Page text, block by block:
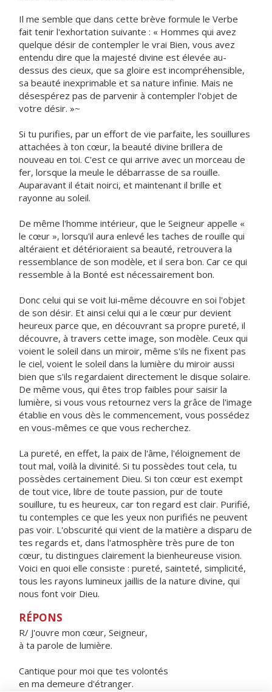
Il me semble que dans cette brève formule le Verbe
fait tenir l'exhortation suivante : « Hommes qui avez
quelque désir de contempler le vrai Bien, vous avez
entendu dire que la majesté divine est élevée au-
dessus des cieux, que sa gloire est incompréhensible,
sa beauté inexprimable et sa nature infinie. Mais ne
désespérez pas de parvenir à contempler l'objet de
votre désir. »~
Si tu purifies, par un effort de vie parfaite, les souillures
attachées à ton cœur, la beauté divine brillera de
nouveau en toi. C'est ce qui arrive avec un morceau de
fer, lorsque la meule le débarrasse de sa rouille.
Auparavant il était noirci, et maintenant il brille et
rayonne au soleil.
De même l'homme intérieur, que le Seigneur appelle «
le cœur », lorsqu'il aura enlevé les taches de rouille qui
altéraient et détérioraient sa beauté, retrouvera la
ressemblance de son modèle, et il sera bon. Car ce qui
ressemble à la Bonté est nécessairement bon.
Donc celui qui se voit lui-même découvre en soi l'objet
de son désir. Et ainsi celui qui a le cœur pur devient
heureux parce que, en découvrant sa propre pureté, il
découvre, à travers cette image, son modèle. Ceux qui
voient le soleil dans un miroir, même s'ils ne fixent pas
le ciel, voient le soleil dans la lumière du miroir aussi
bien que s'ils regardaient directement le disque solaire.
De même vous, qui êtes trop faibles pour saisir la
lumière, si vous vous retournez vers la grâce de l'image
établie en vous dès le commencement, vous possédez
en vous-mêmes ce que vous recherchez.
La pureté, en effet, la paix de l'âme, l'éloignement de
tout mal, voilà la divinité. Si tu possèdes tout cela, tu
possèdes certainement Dieu. Si ton cœur est exempt
de tout vice, libre de toute passion, pur de toute
souillure, tu es heureux, car ton regard est clair. Purifié,
tu contemples ce que les yeux non purifiés ne peuvent
pas voir. L'obscurité qui vient de la matière a disparu de
tes regards et, dans l'atmosphère très pure de ton
cœur, tu distingues clairement la bienheureuse vision.
Voici en quoi elle consiste : pureté, sainteté, simplicité,
tous les rayons lumineux jaillis de la nature divine, qui
nous font voir Dieu.
RÉPONS
R/ J'ouvre mon cœur, Seigneur,
à ta parole de lumière.
Cantique pour moi que tes volontés
en ma demeure d'étranger.